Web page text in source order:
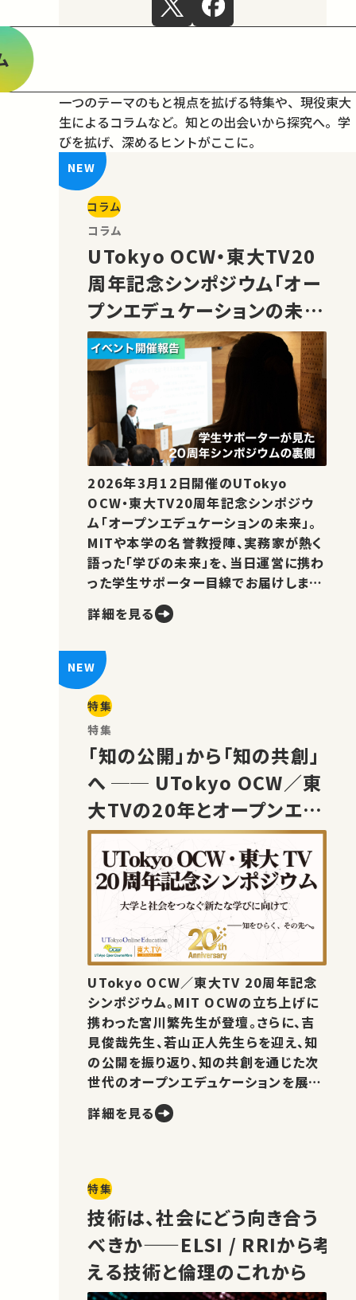
一つのテーマのもと視点を拡げる特集や、現役東大
生によるコラムなど。 知との出会いから探究へ。学
びを拡げ、深めるヒントがここに。
コラム
コラム
UTokyo OCW・東大TV20
周年記念シンポジウム「オー
プンエデュケーションの未
来」の様子をご紹介！
2026年3月12日開催のUTokyo
OCW・東大TV20周年記念シンポジウ
ム「オープンエデュケーションの未来」。
MITや本学の名誉教授陣、実務家が熱く
語った「学びの未来」を、当日運営に携わ
った学生サポーター目線でお届けしま
詳細を見る
特集
特集
「知の公開」から「知の共創」
へ ── UTokyo OCW／東
大TVの20年とオープンエデ
ュケーションの未来
UTokyo OCW／東大TV 20周年記念
シンポジウム。MIT OCWの立ち上げに
携わった宮川繁先生が登壇。さらに、吉
見俊哉先生、若山正人先生らを迎え、知
の公開を振り返り、知の共創を通じた次
世代のオープンエデュケーションを展望
詳細を見る
特集
技術は、社会にどう向き合う
べきか——ELSI / RRIから考
える技術と倫理のこれから